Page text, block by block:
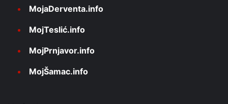
MojaDerventa.info
MojTeslić.info
MojPrnjavor.info
MojŠamac.info